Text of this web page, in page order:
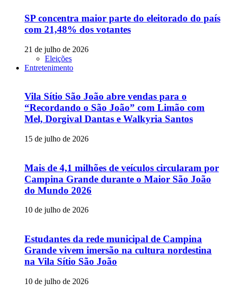
SP concentra maior parte do eleitorado do país
com 21,48% dos votantes
21 de julho de 2026
Eleições
Entretenimento
Vila Sítio São João abre vendas para o
“Recordando o São João” com Limão com
Mel, Dorgival Dantas e Walkyria Santos
15 de julho de 2026
Mais de 4,1 milhões de veículos circularam por
Campina Grande durante o Maior São João
do Mundo 2026
10 de julho de 2026
Estudantes da rede municipal de Campina
Grande vivem imersão na cultura nordestina
na Vila Sítio São João
10 de julho de 2026